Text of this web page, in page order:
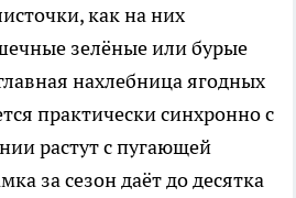
как на них
зелёные или бурые
нахлебница ягодных
практически синхронно с
растут с пугающей
за сезон даёт до десятка